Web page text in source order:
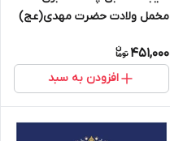
مخمل ولادت حضرت مهدی(عج)
14014
451,000
افزودن به سبد